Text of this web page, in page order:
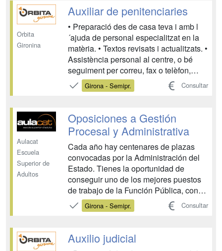
Justicia, en la guardia y custodia de las
salas y de su material, y otra tare...
Orbita
Gironina
Auxiliar de penitenciaries
• Preparació des de casa teva i amb l
´ajuda de personal especialitzat en la
matèria. • Textos revisats i actualitzats. •
Assistència personal al centre, o bé
seguiment per correu, fax o telèfon,
durant tot el període de formació,
resolent tots els dubtes que puguin
´autoavaluacions que permeten segu...
Girona - Semipr. Consultar
Aulacat
Escuela
Superior de
Adultos
Oposiciones a Gestión
Procesal y Administrativa
Cada año hay centenares de plazas
convocadas por la Administración del
Estado. Tienes la oportunidad de
conseguir uno de los mejores puestos
de trabajo de la Función Pública, con
unas condiciones laborales únicas: -
Seguridad en el puesto de trabajo (fijo y
continúa. - Salario aproximado de 2000
€/mes. -...
Girona - Semipr. Consultar
Auxilio judicial